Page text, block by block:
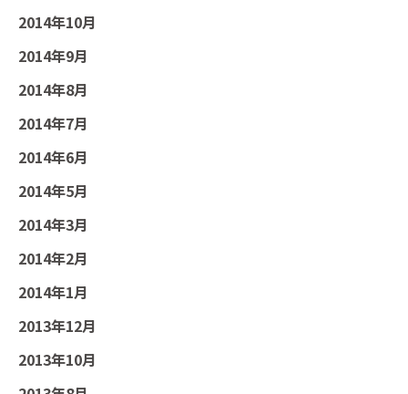
2014年10月
2014年9月
2014年8月
2014年7月
2014年6月
2014年5月
2014年3月
2014年2月
2014年1月
2013年12月
2013年10月